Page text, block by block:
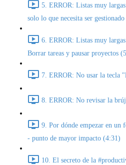
5. ERROR: Listas muy
solo lo que necesita ser
6. ERROR: Listas muy
Borrar tareas y pausar proyectos
7. ERROR: No usar la tecla
8. ERROR: No revisar la
9. Por dónde empezar en un
- punto de mayor impacto (4:31)
10. El secreto de la